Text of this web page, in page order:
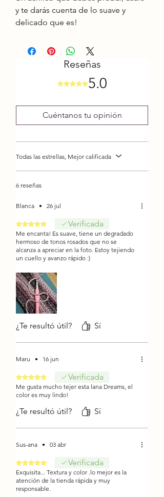
y te darás cuenta de lo suave y
delicado que es!
mucho más rápido en tus proyectos.
Características:
Composición: 100% Acrílico
Liso
Gramaje: 150 grms
Grosor: 5 Abultado
Palillo: Nº 8
Crochet: Nº 8
Reseñas
Obtuvo 5 de 5 estrellas.
5.0
Cuéntanos tu opinión
Todas las estrellas, Mejor calificada
6 reseñas
Blanca • 26 jul
Obtuvo 5 de 5 estrellas.
Verificada
Me encanta! Es suave, tiene un degradado
hermoso de tonos rosados que no se
alcanza a apreciar en la foto. Estoy tejiendo
un cuello y avanzo rápido :)
¿Te resultó útil? Sí
Maru • 16 jun
Obtuvo 5 de 5 estrellas.
Verificada
Me gusta mucho tejer esta lana Dreams, el
color es muy lindo!
¿Te resultó útil? Sí
Sus-ana • 03 abr
Obtuvo 5 de 5 estrellas.
Verificada
Exquisita... Textura y color .lo mejor es la
atención de la tienda rápida y muy
responsable.